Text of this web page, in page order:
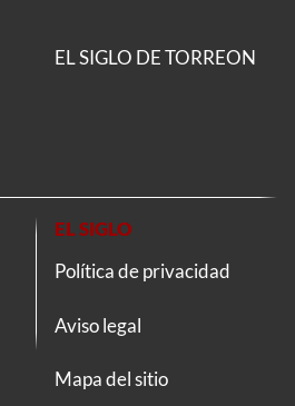
EL SIGLO DE TORREON
EL SIGLO
Política de privacidad
Aviso legal
Mapa del sitio